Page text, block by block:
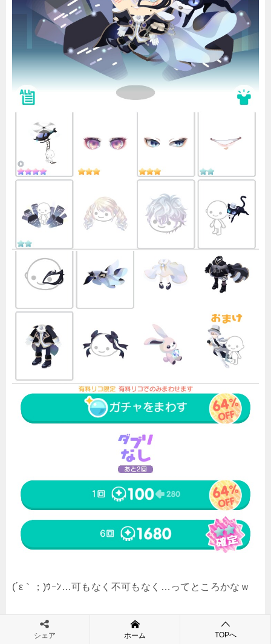
(´ε｀；)ｳｰﾝ…可もなく不可もなく…ってところかなｗ
以上ｗｗｗ
シェア ホーム TOPへ